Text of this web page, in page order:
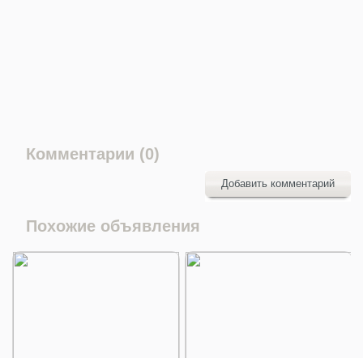
Комментарии (0)
Добавить комментарий
Похожие объявления